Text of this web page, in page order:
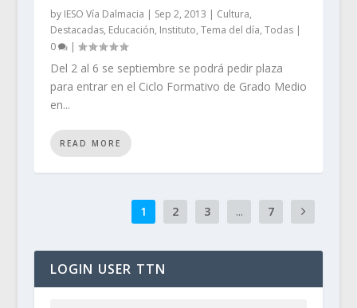
by IESO Vía Dalmacia | Sep 2, 2013 | Cultura,
Destacadas, Educación, Instituto, Tema del día, Todas|
0
|
Del 2 al 6 se septiembre se podrá pedir plaza
para entrar en el Ciclo Formativo de Grado Medio
en...
READ MORE
1 2 3 ... 7
LOGIN USER TTN